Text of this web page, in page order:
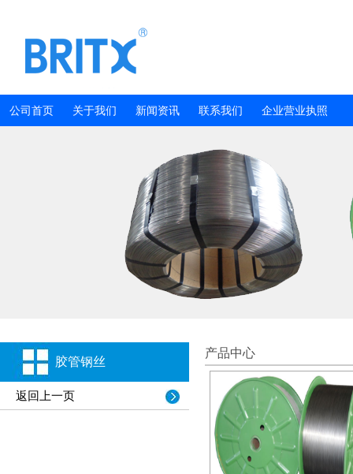
公司首页 关于我们 新闻资讯 联系我们 企业营业执照
胶管钢丝
返回上一页
产品中心